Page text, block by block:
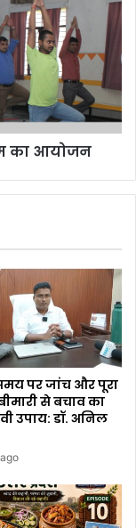
का आयोजन
पर जांच और पूरा
से बचाव का
उपाय: डॉ. अनिल